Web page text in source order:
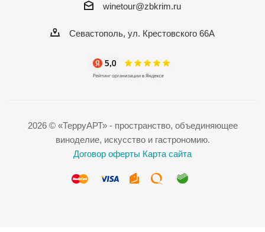
winetour@zbkrim.ru
Севастополь, ул. Крестовского 66А
2026 © «ТерруАРТ» - пространство, объединяющее
виноделие, искусство и гастрономию.
Договор оферты Карта сайта